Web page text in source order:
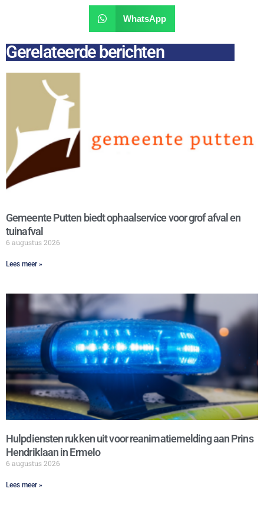
WhatsApp
Gerelateerde berichten
Gemeente Putten biedt ophaalservice voor grof afval en
tuinafval
6 augustus 2026
Lees meer »
Hulpdiensten rukken uit voor reanimatiemelding aan Prins
Hendriklaan in Ermelo
6 augustus 2026
Lees meer »